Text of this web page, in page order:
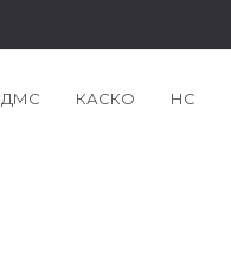
ДМС КАСКО НС